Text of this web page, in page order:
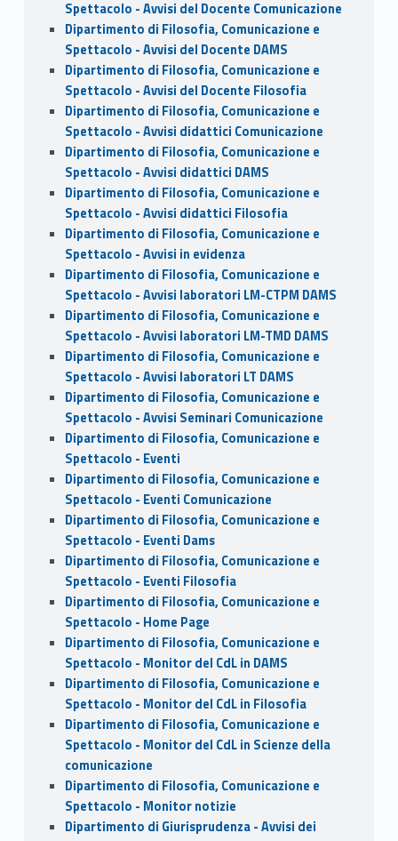
Spettacolo - Avvisi del Docente Comunicazione
Dipartimento di Filosofia, Comunicazione e
Spettacolo - Avvisi del Docente DAMS
Dipartimento di Filosofia, Comunicazione e
Spettacolo - Avvisi del Docente Filosofia
Dipartimento di Filosofia, Comunicazione e
Spettacolo - Avvisi didattici Comunicazione
Dipartimento di Filosofia, Comunicazione e
Spettacolo - Avvisi didattici DAMS
Dipartimento di Filosofia, Comunicazione e
Spettacolo - Avvisi didattici Filosofia
Dipartimento di Filosofia, Comunicazione e
Spettacolo - Avvisi in evidenza
Dipartimento di Filosofia, Comunicazione e
Spettacolo - Avvisi laboratori LM-CTPM DAMS
Dipartimento di Filosofia, Comunicazione e
Spettacolo - Avvisi laboratori LM-TMD DAMS
Dipartimento di Filosofia, Comunicazione e
Spettacolo - Avvisi laboratori LT DAMS
Dipartimento di Filosofia, Comunicazione e
Spettacolo - Avvisi Seminari Comunicazione
Dipartimento di Filosofia, Comunicazione e
Spettacolo - Eventi
Dipartimento di Filosofia, Comunicazione e
Spettacolo - Eventi Comunicazione
Dipartimento di Filosofia, Comunicazione e
Spettacolo - Eventi Dams
Dipartimento di Filosofia, Comunicazione e
Spettacolo - Eventi Filosofia
Dipartimento di Filosofia, Comunicazione e
Spettacolo - Home Page
Dipartimento di Filosofia, Comunicazione e
Spettacolo - Monitor del CdL in DAMS
Dipartimento di Filosofia, Comunicazione e
Spettacolo - Monitor del CdL in Filosofia
Dipartimento di Filosofia, Comunicazione e
Spettacolo - Monitor del CdL in Scienze della
comunicazione
Dipartimento di Filosofia, Comunicazione e
Spettacolo - Monitor notizie
Dipartimento di Giurisprudenza - Avvisi dei